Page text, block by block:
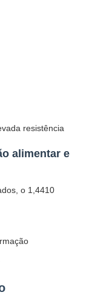
resistência
alimentar e
o 1,4410